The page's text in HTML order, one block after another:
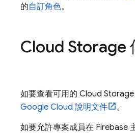
的自訂角色。
Cloud Storage
如要查看可用的 Cloud Storage
Google Cloud 說明文件
。
如要允許專案成員在 Firebase